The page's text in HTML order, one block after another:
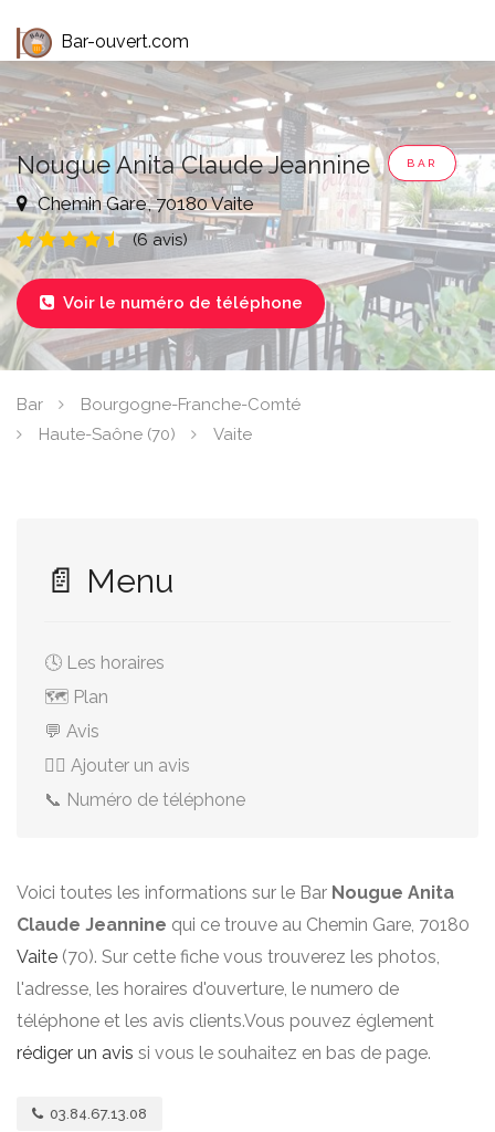
Bar-ouvert.com
Nougue Anita Claude Jeannine BAR
Chemin Gare, 70180 Vaite
(6 avis)
 Voir le numéro de téléphone
Bar
Bourgogne-Franche-Comté
Haute-Saône (70)
Vaite
📄 Menu
🕓 Les horaires
🗺️ Plan
💬 Avis
✍🏻 Ajouter un avis
📞 Numéro de téléphone
Voici toutes les informations sur le Bar Nougue Anita
Claude Jeannine qui ce trouve au Chemin Gare, 70180
Vaite (70). Sur cette fiche vous trouverez les photos,
l'adresse, les horaires d'ouverture, le numero de
téléphone et les avis clients.Vous pouvez églement
rédiger un avis si vous le souhaitez en bas de page.
03.84.67.13.08